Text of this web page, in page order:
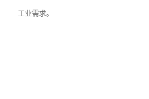
工业需求。